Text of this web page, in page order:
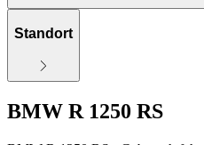
Standort
BMW R 1250 RS